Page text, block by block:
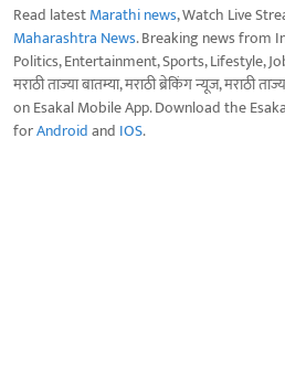
Read latestMarathi news, Watch Live
Maharashtra News. Breaking news from
Politics, Entertainment, Sports, Lifestyle,
मराठी ताज्या बातम्या, मराठी ब्रेकिंग न्यूज, मराठी
on Esakal Mobile App. Download the
forAndroidand IOS.